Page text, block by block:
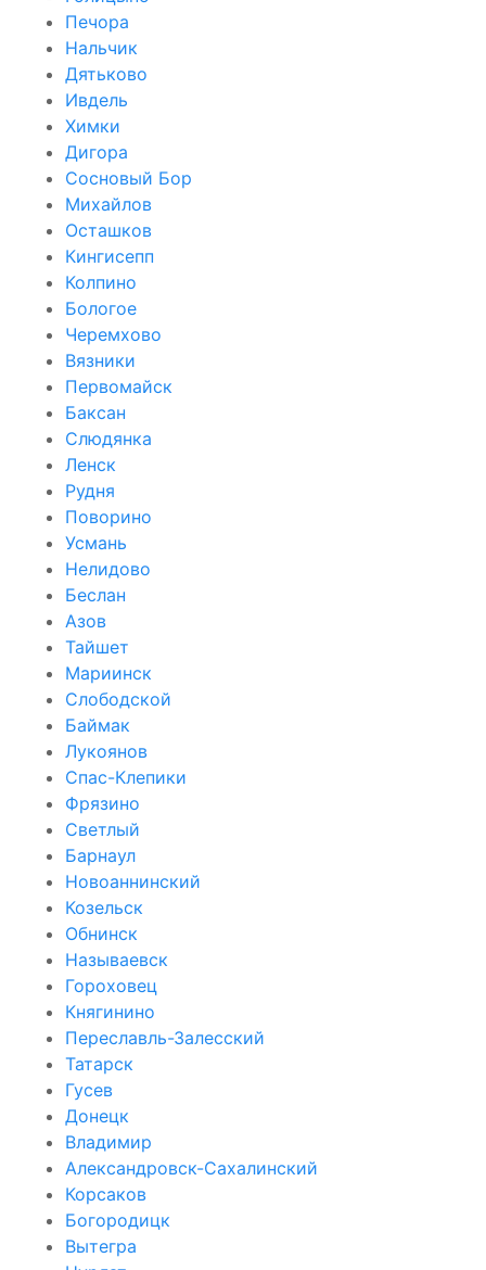
Печора
Нальчик
Дятьково
Ивдель
Химки
Дигора
Сосновый Бор
Михайлов
Осташков
Кингисепп
Колпино
Бологое
Черемхово
Вязники
Первомайск
Баксан
Слюдянка
Ленск
Рудня
Поворино
Усмань
Нелидово
Беслан
Азов
Тайшет
Мариинск
Слободской
Баймак
Лукоянов
Спас-Клепики
Фрязино
Светлый
Барнаул
Новоаннинский
Козельск
Обнинск
Называевск
Гороховец
Княгинино
Переславль-Залесский
Татарск
Гусев
Донецк
Владимир
Александровск-Сахалинский
Корсаков
Богородицк
Вытегра